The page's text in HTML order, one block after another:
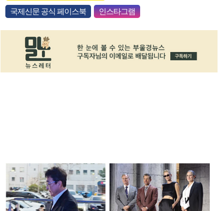
국제신문 공식 페이스북 인스타그램